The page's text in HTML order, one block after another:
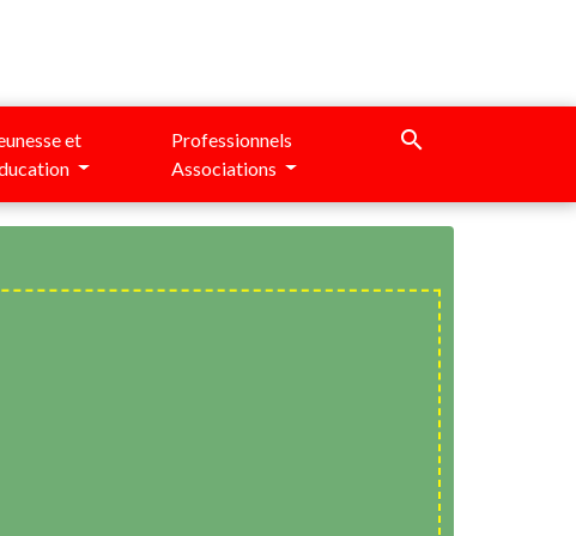
et
Professionnels
Associations
search